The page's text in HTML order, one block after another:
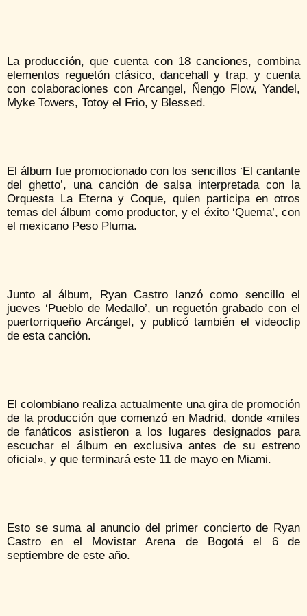
La producción, que cuenta con 18 canciones, combina
elementos reguetón clásico, dancehall y trap, y cuenta
con colaboraciones con Arcangel, Ñengo Flow, Yandel,
Myke Towers, Totoy el Frio, y Blessed.
El álbum fue promocionado con los sencillos ‘El cantante
del ghetto’, una canción de salsa interpretada con la
Orquesta La Eterna y Coque, quien participa en otros
temas del álbum como productor, y el éxito ‘Quema’, con
el mexicano Peso Pluma.
Junto al álbum, Ryan Castro lanzó como sencillo el
jueves ‘Pueblo de Medallo’, un reguetón grabado con el
puertorriqueño Arcángel, y publicó también el videoclip
de esta canción.
El colombiano realiza actualmente una gira de promoción
de la producción que comenzó en Madrid, donde «miles
de fanáticos asistieron a los lugares designados para
escuchar el álbum en exclusiva antes de su estreno
oficial», y que terminará este 11 de mayo en Miami.
Esto se suma al anuncio del primer concierto de Ryan
Castro en el Movistar Arena de Bogotá el 6 de
septiembre de este año.